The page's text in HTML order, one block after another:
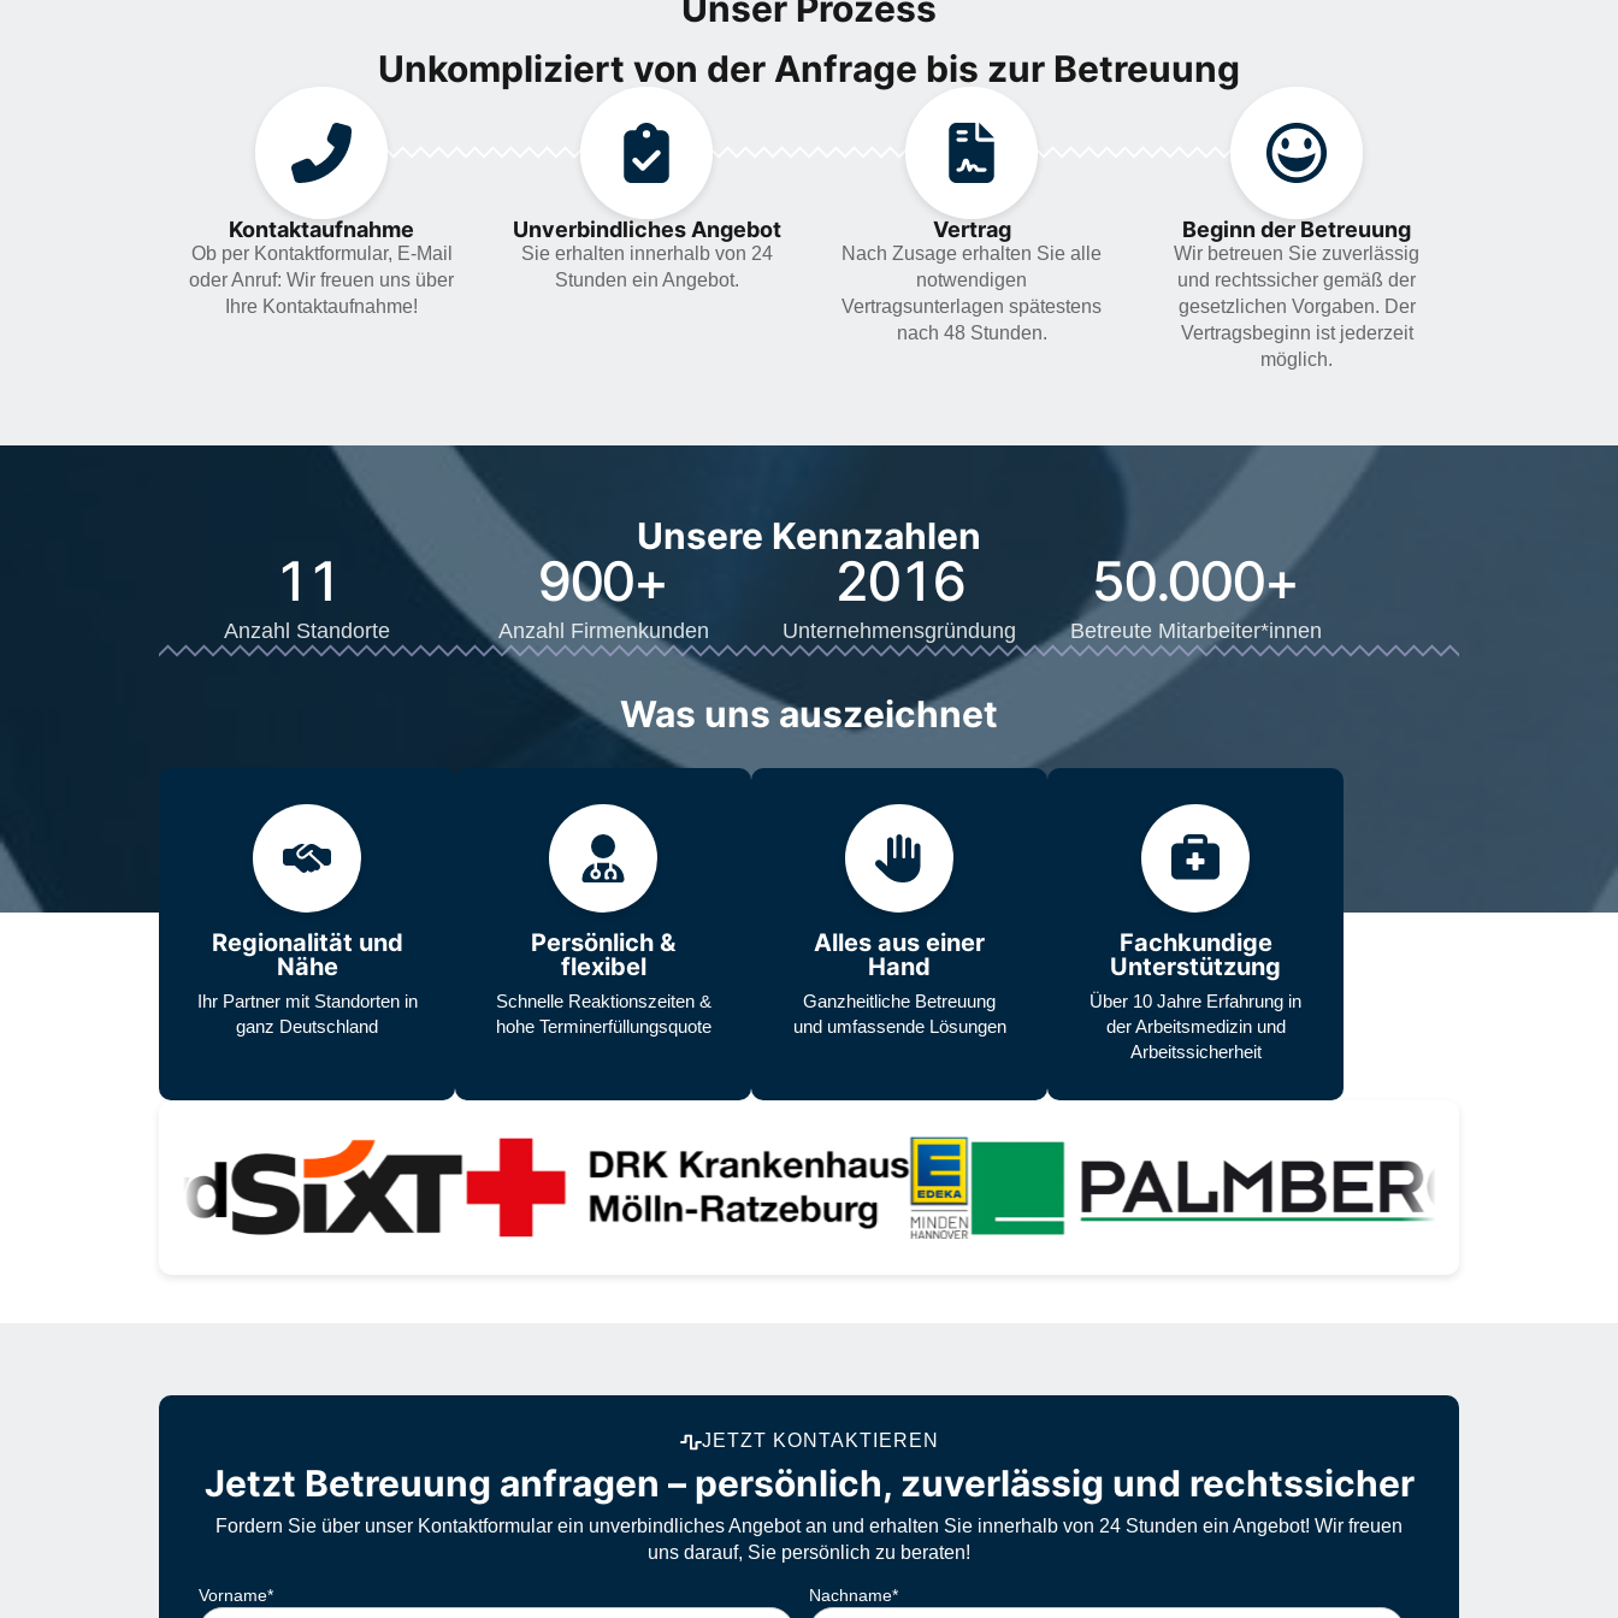
Unkompliziert von der Anfrage bis zur Betreuung
Kontaktaufnahme
Ob per Kontaktformular, E-Mail
oder Anruf: Wir freuen uns über
Ihre Kontaktaufnahme!
Unverbindliches Angebot
Sie erhalten innerhalb von 24
Stunden ein Angebot.
Vertrag
Nach Zusage erhalten Sie alle
notwendigen
Vertragsunterlagen spätestens
nach 48 Stunden.
Beginn der Betreuung
Wir betreuen Sie zuverlässig
und rechtssicher gemäß der
gesetzlichen Vorgaben. Der
Vertragsbeginn ist jederzeit
möglich.
Unsere Kennzahlen
11
Anzahl Standorte
900+
Anzahl Firmenkunden
2016
Unternehmensgründung
50.000+
Betreute Mitarbeiter*innen
Was uns auszeichnet
Regionalität und
Nähe
Ihr Partner mit Standorten in
ganz Deutschland
Persönlich &
flexibel
Schnelle Reaktionszeiten &
hohe Terminerfüllungsquote
Alles aus einer
Hand
Ganzheitliche Betreuung
und umfassende Lösungen
Fachkundige
Unterstützung
Über 10 Jahre Erfahrung in
der Arbeitsmedizin und
Arbeitssicherheit
JETZT KONTAKTIEREN
Jetzt Betreuung anfragen – persönlich, zuverlässig und rechtssicher
Fordern Sie über unser Kontaktformular ein unverbindliches Angebot an und erhalten Sie innerhalb von 24 Stunden ein Angebot! Wir freuen
uns darauf, Sie persönlich zu beraten!
Vorname* Nachname*